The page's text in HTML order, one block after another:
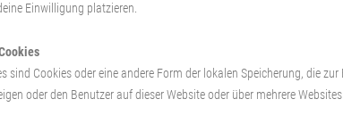
Einwilligung platzieren.
sind Cookies oder eine andere Form der lokalen Speicherung, die
oder den Benutzer auf dieser Website oder über mehrere